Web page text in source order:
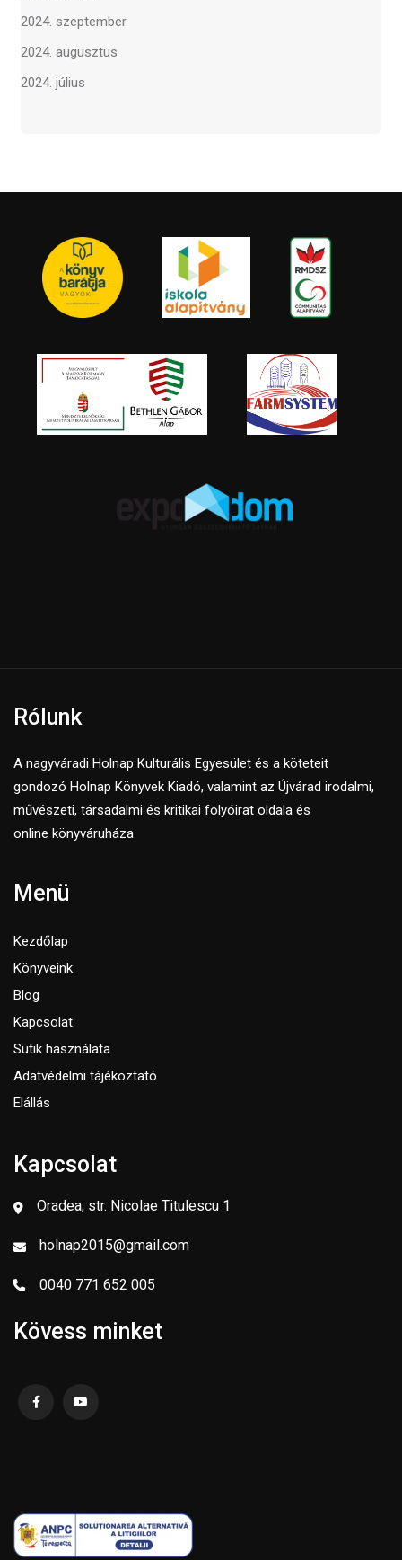
2024. szeptember
2024. augusztus
2024. július
Rólunk
A nagyváradi Holnap Kulturális Egyesület és a köteteit
gondozó Holnap Könyvek Kiadó, valamint az Újvárad irodalmi,
művészeti, társadalmi és kritikai folyóirat oldala és
online könyváruháza.
Menü
Kezdőlap
Könyveink
Blog
Kapcsolat
Sütik használata
Adatvédelmi tájékoztató
Elállás
Kapcsolat
Oradea, str. Nicolae Titulescu 1
holnap2015@gmail.com
0040 771 652 005
Kövess minket